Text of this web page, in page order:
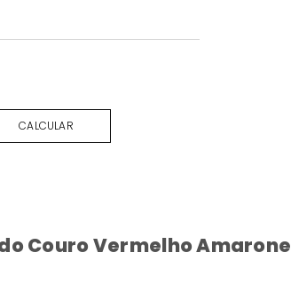
CALCULAR
Couro Vermelho Amarone